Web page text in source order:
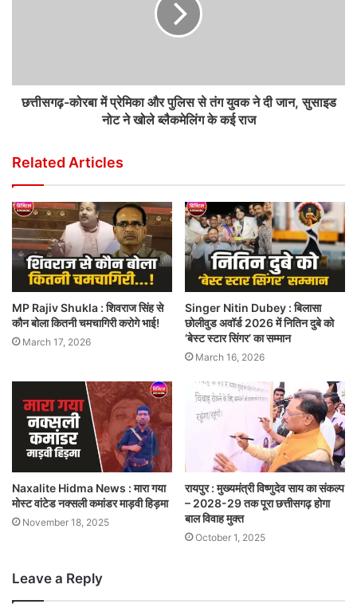
छत्तीसगढ़-कोरबा में प्रेमिका और पुलिस से तंग युवक ने दी जान, सुसाइड
नोट ने खोले ब्लैकमेलिंग के कई राज
Related Articles
MP Rajiv Shukla : शिवराज सिंह से
कौन बोला कितनी चमचागिरी करोगे भाई!
March 17, 2026
Singer Nitin Dubey : बिलासा
छोलीवुड अवॉर्ड 2026 में नितिन दुबे को
‘बेस्ट स्टार सिंगर’ का सम्मान
March 16, 2026
Naxalite Hidma News : मारा गया
मोस्ट वांटेड नक्सली कमांडर माड़वी हिड़मा
November 18, 2025
रायपुर : मुख्यमंत्री विष्णुदेव साय का संकल्प
– 2028-29 तक पूरा छत्तीसगढ़ होगा
बाल विवाह मुक्त
October 1, 2025
Leave a Reply